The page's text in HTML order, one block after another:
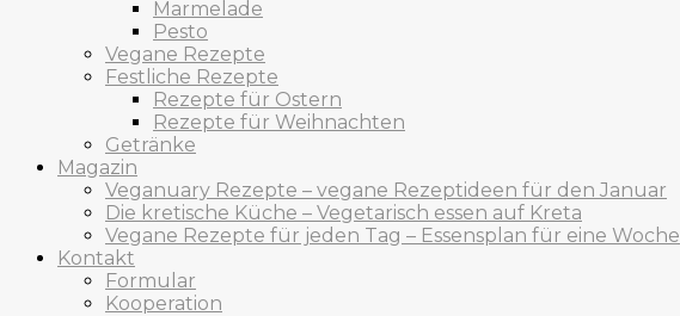
Marmelade
Pesto
Vegane Rezepte
Festliche Rezepte
Rezepte für Ostern
Rezepte für Weihnachten
Getränke
Magazin
Veganuary Rezepte – vegane Rezeptideen für den Januar
Die kretische Küche – Vegetarisch essen auf Kreta
Vegane Rezepte für jeden Tag – Essensplan für eine Woche
Kontakt
Formular
Kooperation